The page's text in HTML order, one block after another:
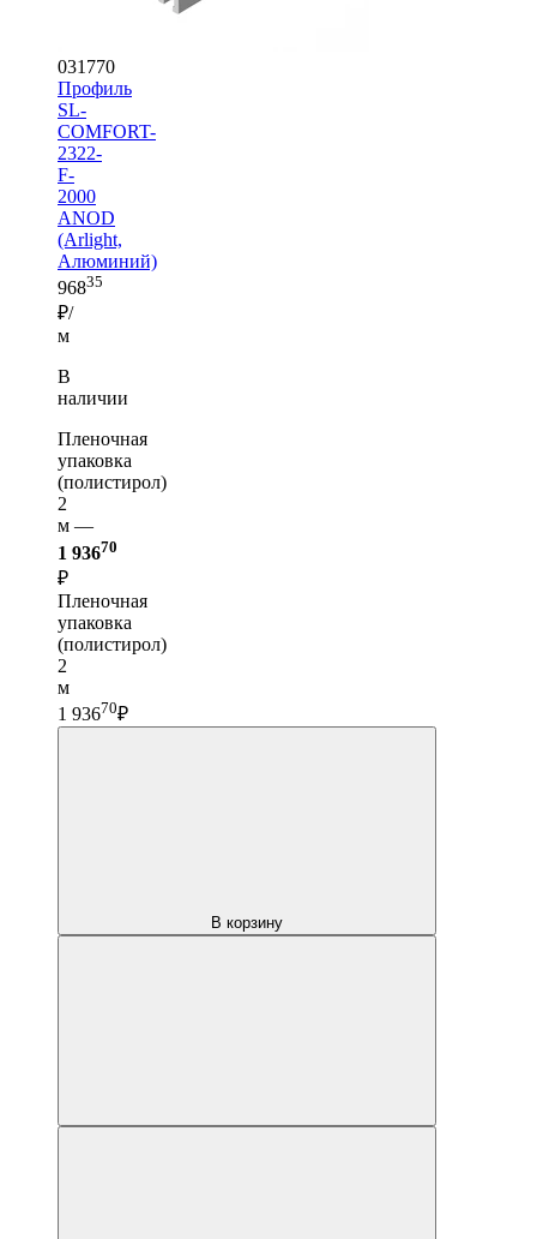
031770
Профиль
SL-
COMFORT-
2322-
F-
2000
ANOD
(Arlight,
Алюминий)
96835
₽/
м
В
наличии
Пленочная
упаковка
(полистирол)
2
м —
1 93670
₽
Пленочная
упаковка
(полистирол)
2
м
1 93670₽
В корзину